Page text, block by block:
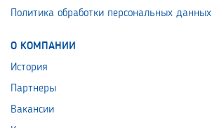
Политика обработки персональных данных
О КОМПАНИИ
История
Партнеры
Вакансии